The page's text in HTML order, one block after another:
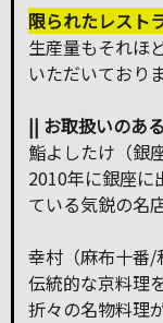
限られたレスト
生産量もそれほ
いただいておりま
|| お取扱いのあ
鮨よしたけ（銀
2010年に銀座に
ている気鋭の名
幸村（麻布十番/
伝統的な京料理
折々の名物料理